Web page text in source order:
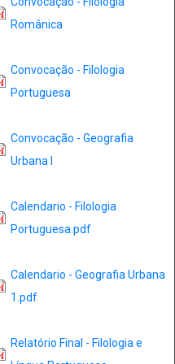
Românica
Convocação - Filologia
Portuguesa
Convocação - Geografia
Urbana I
Calendario - Filologia
Portuguesa.pdf
Calendario - Geografia Urbana
1.pdf
Relatório Final - Filologia e